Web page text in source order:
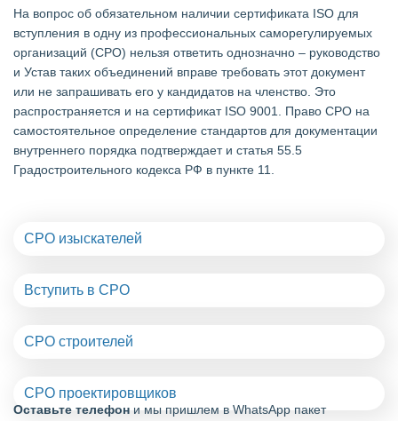
На вопрос об обязательном наличии сертификата ISO для
вступления в одну из профессиональных саморегулируемых
организаций (СРО) нельзя ответить однозначно – руководство
и Устав таких объединений вправе требовать этот документ
или не запрашивать его у кандидатов на членство. Это
распространяется и на сертификат ISO 9001. Право СРО на
самостоятельное определение стандартов для документации
внутреннего порядка подтверждает и статья 55.5
Градостроительного кодекса РФ в пункте 11.
СРО изыскателей
Вступить в СРО
СРО строителей
СРО проектировщиков
Оставьте телефон и мы пришлем в WhatsApp пакет